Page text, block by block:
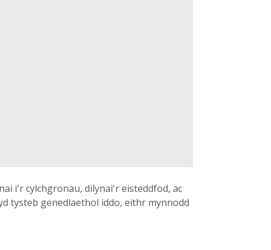
i'r cylchgronau, dilynai'r eisteddfod, ac
tysteb genedlaethol iddo, eithr mynnodd